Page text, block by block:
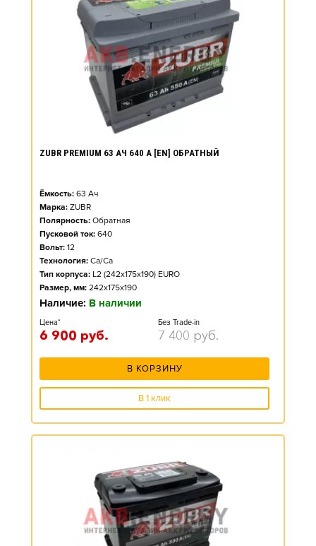
ZUBR PREMIUM 63 АЧ 640 А [EN] ОБРАТНЫЙ
Ёмкость: 63 Ач
Марка: ZUBR
Полярность: Обратная
Пусковой ток: 640
Вольт: 12
Технология: Ca/Ca
Тип корпуса: L2 (242x175x190) EURO
Размер, мм: 242x175x190
Наличие: В наличии
Цена*
6 900 руб.
Без Trade-in
7 400 руб.
В КОРЗИНУ
В 1 клик